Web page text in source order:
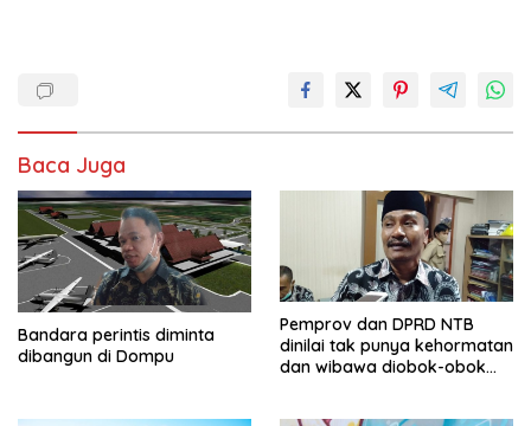
Baca Juga
Bandara perintis diminta
dibangun di Dompu
Pemprov dan DPRD NTB
dinilai tak punya kehormatan
dan wibawa diobok-obok